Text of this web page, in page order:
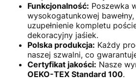
Funkcjonalność: Poszewka
wysokogatunkowej
uzupełnienie kompletu
dekoracyjny jaśiek.
Polska produkcja: Każdy
naszej szwalni, co
Certyfikat jakości: Nasze
OEKO-TEX Standard 100.